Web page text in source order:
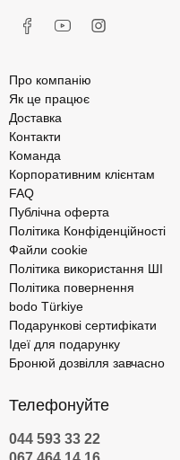
Про компанію
Як це працює
Доставка
Контакти
Команда
Корпоративним клієнтам
FAQ
Публічна оферта
Політика Конфіденційності
Файли cookie
Політика використання ШІ
Політика повернення
bodo Türkiye
Подарункові сертифікати
Ідеї для подарунку
Бронюй дозвілля завчасно
Телефонуйте
044 593 33 22